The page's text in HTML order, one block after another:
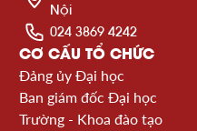
Nội
024 3869 4242
CƠ CẤU TỔ CHỨC
Đảng ủy Đại học
Ban giám đốc Đại học
Trường - Khoa đào tạo